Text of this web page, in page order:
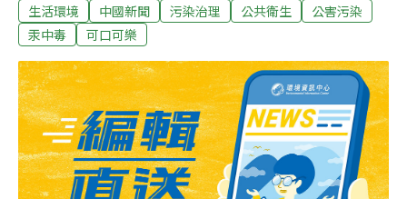
晨(化名)仍在307醫院接受治療。應警方和王晨家屬要求，
醫院急診科出具了一份醫學診斷證明。昨日上午，通州警
飲含水銀的飲料後7個小時餘，於2010年1月17日19∶32入
院」。診斷意見為「急性汞中毒」。昨日，北京可口可樂
公司公共事務部主任陳翊表示，該公司將以「人道主義」
的名義為王晨墊付2萬元治療費用，目前正在申請階段。
據其稱，對於第一例汞中毒事件(2009年11月7日，北京一
市民在某餐廳就餐時，飲用一瓶裝雪碧後，被確診為汞中
生活環境 中國新聞 污染治理 公共衛生
公害污染
汞中毒
可口可樂